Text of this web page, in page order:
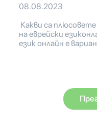
08.08.2023
Какви са
на еврейски
език онлайн е